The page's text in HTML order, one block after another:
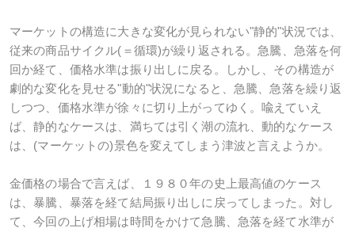
マーケットの構造に大きな変化が見られない"静的"状況では、
従来の商品サイクル(＝循環)が繰り返される。急騰、急落を何
回か経て、価格水準は振り出しに戻る。しかし、その構造が
劇的な変化を見せる"動的"状況になると、急騰、急落を繰り返
しつつ、価格水準が徐々に切り上がってゆく。喩えていえ
ば、静的なケースは、満ちては引く潮の流れ、動的なケース
は、(マーケットの)景色を変えてしまう津波と言えようか。
金価格の場合で言えば、１９８０年の史上最高値のケース
は、暴騰、暴落を経て結局振り出しに戻ってしまった。対し
て、今回の上げ相場は時間をかけて急騰、急落を経て水準が